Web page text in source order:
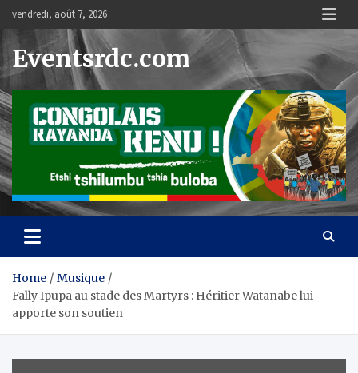
content
vendredi, août 7, 2026
Eventsrdc.com
Home
Musique
Fally Ipupa au stade des Martyrs : Héritier Watanabe lui
apporte son soutien